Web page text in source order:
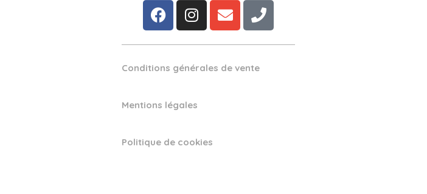
Conditions générales de vente
Mentions légales
Politique de cookies